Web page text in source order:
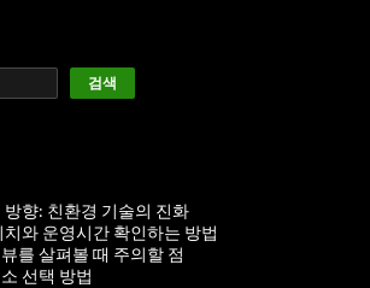
검색
향: 친환경 기술의 진화
와 운영시간 확인하는 방법
를 살펴볼 때 주의할 점
선택 방법